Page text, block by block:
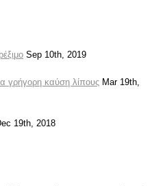
Sep 10th, 2019
γρήγορη καύση λίπους Mar 19th,
19th, 2018